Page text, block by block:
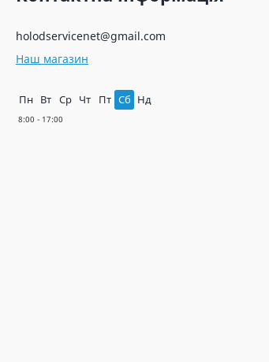
holodservicenet@gmail.com
Наш магазин
Пн Вт Ср Чт Пт Сб Нд